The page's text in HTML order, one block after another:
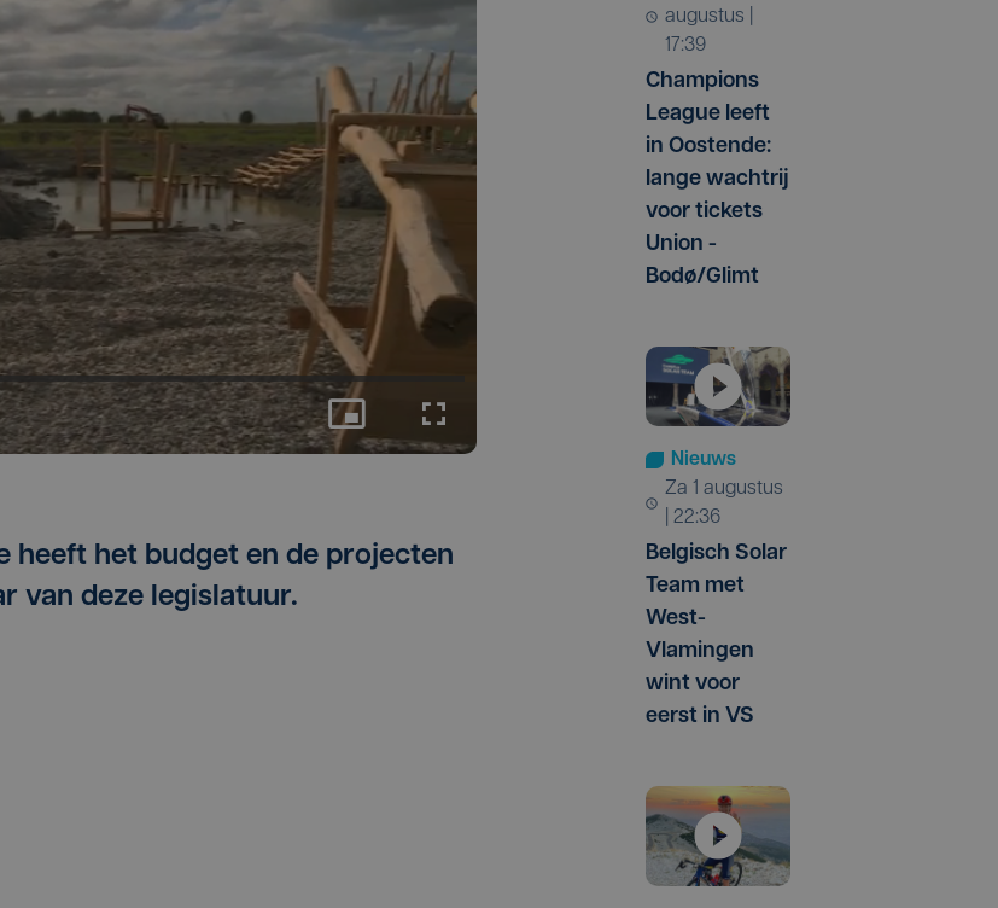
heeft het budget en de projecten
van deze legislatuur.
augustus |
17:39
Champions
League leeft
in Oostende:
lange wachtrij
voor tickets
Union -
Bodø/Glimt
Nieuws
za 1 augustus
| 22:36
Belgisch Solar
Team met
West-
Vlamingen
wint voor
eerst in VS